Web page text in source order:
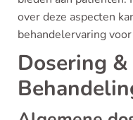
over deze aspecten
behandelervaring
Dosering &